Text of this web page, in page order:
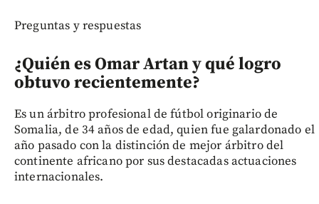
Preguntas y respuestas
¿Quién es Omar Artan y qué logro
obtuvo recientemente?
Es un árbitro profesional de fútbol originario de
Somalia, de 34 años de edad, quien fue galardonado el
año pasado con la distinción de mejor árbitro del
continente africano por sus destacadas actuaciones
internacionales.